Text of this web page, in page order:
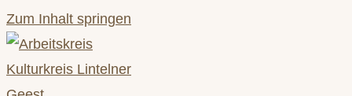
Zum Inhalt springen